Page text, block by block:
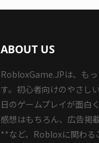
ABOUT US
RobloxGame.JPは、も
す。初心者向けのやさし
日のゲームプレイが面白
感想はもちろん、広告掲
**など、Robloxに関わる